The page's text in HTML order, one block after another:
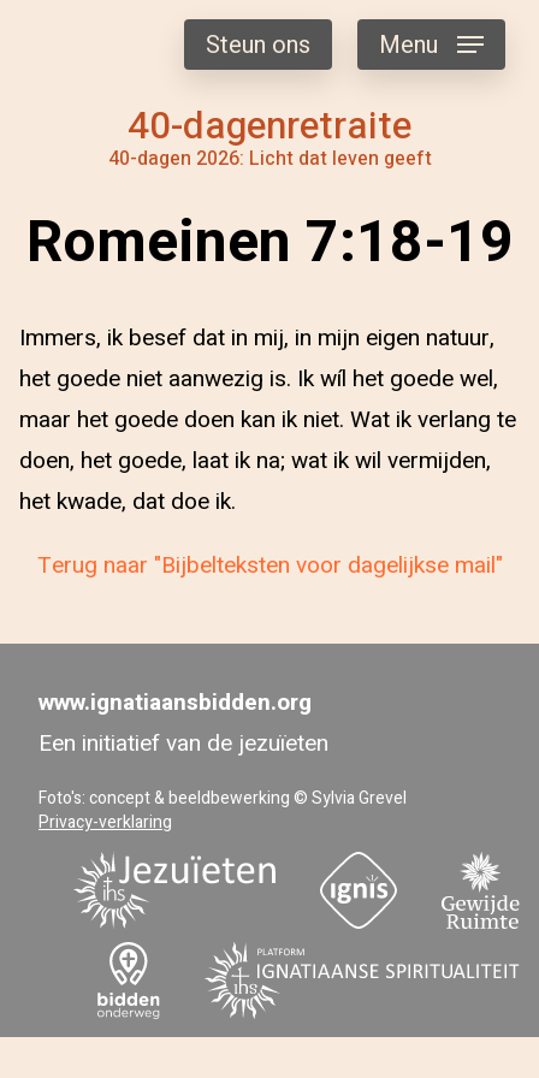
40-dagenretraite
40-dagen 2026: Licht dat leven geeft
Steun ons Menu
Romeinen 7:18-19
Immers, ik besef dat in mij, in mijn eigen natuur,
het goede niet aanwezig is. Ik wíl het goede wel,
maar het goede doen kan ik niet. Wat ik verlang te
doen, het goede, laat ik na; wat ik wil vermijden,
het kwade, dat doe ik.
Terug naar "Bijbelteksten voor dagelijkse mail"
www.ignatiaansbidden.org
Een initiatief van de jezuïeten
Foto's: concept & beeldbewerking © Sylvia Grevel
Privacy-verklaring